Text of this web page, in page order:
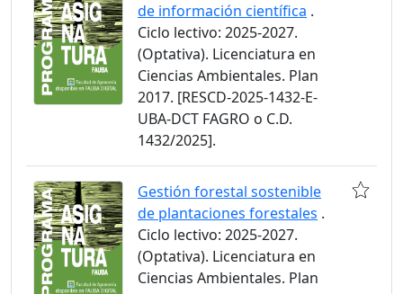
de información científica .
Ciclo lectivo: 2025-2027.
(Optativa). Licenciatura en
Ciencias Ambientales. Plan
2017. [RESCD-2025-1432-E-
UBA-DCT FAGRO o C.D.
1432/2025].
Gestión forestal sostenible
de plantaciones forestales .
Ciclo lectivo: 2025-2027.
(Optativa). Licenciatura en
Ciencias Ambientales. Plan